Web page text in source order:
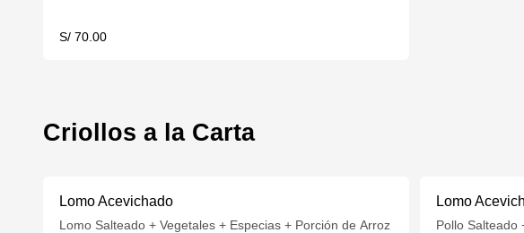
S/ 70.00
Criollos a la Carta
Lomo Acevichado
Lomo Salteado + Vegetales + Especias + Porción de Arroz
Lomo
Pollo Salteado